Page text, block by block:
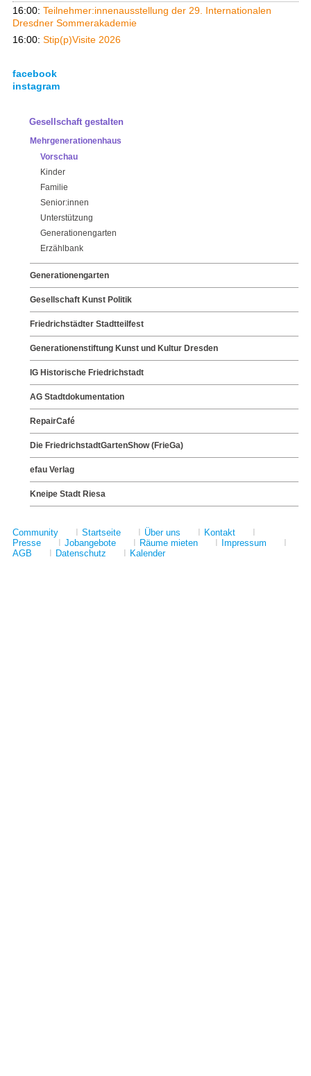
16:00: Teilnehmer:innenausstellung der 29. Internationalen
Dresdner Sommerakademie
16:00: Stip(p)Visite 2026
facebook
instagram
Gesellschaft gestalten
Mehrgenerationenhaus
Vorschau
Kinder
Familie
Senior:innen
Unterstützung
Generationengarten
Erzählbank
Generationengarten
Gesellschaft Kunst Politik
Friedrichstädter Stadtteilfest
Generationenstiftung Kunst und Kultur Dresden
IG Historische Friedrichstadt
AG Stadtdokumentation
RepairCafé
Die FriedrichstadtGartenShow (FrieGa)
efau Verlag
Kneipe Stadt Riesa
Community I Startseite I Über uns I Kontakt
I
Presse
I Jobangebote I Räume mieten I Impressum
I
AGB
I Datenschutz I Kalender